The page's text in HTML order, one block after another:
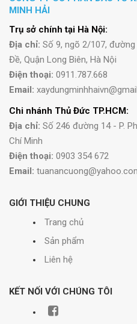
MINH HẢI
Trụ sở chính tại Hà Nội:
Địa chỉ: Số 9, ngõ 2/107,
Đề, Quận Long Biên, Hà Nội
Điện thoại: 0911.787.668
Email:
Chi nhánh Thủ Đức TP.HCM:
Địa chỉ: Số 246 đường 14 - P.
Chí Minh
Điện thoại: 0903 354 672
Email:
GIỚI THIỆU CHUNG
Trang chủ
Sản phẩm
Liên hệ
KẾT NỐI VỚI CHÚNG TÔI